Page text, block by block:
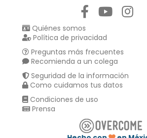
Quiénes somos
Política de privacidad
Preguntas más frecuentes
Recomienda a un colega
Seguridad de la información
Como cuidamos tus datos
Condiciones de uso
Prensa